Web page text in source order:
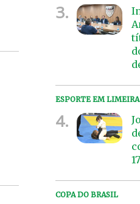
3.
ESPORTE EM LIMEIRA
4.
COPA DO BRASIL